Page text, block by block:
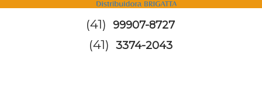
(41) 99907-8727
(41) 3374-2043